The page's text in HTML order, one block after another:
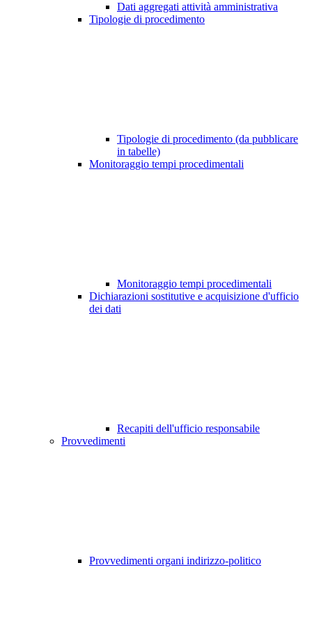
Dati aggregati attività amministrativa
Tipologie di procedimento
Tipologie di procedimento (da pubblicare
in tabelle)
Monitoraggio tempi procedimentali
Monitoraggio tempi procedimentali
Dichiarazioni sostitutive e acquisizione d'ufficio
dei dati
Recapiti dell'ufficio responsabile
Provvedimenti
Provvedimenti organi indirizzo-politico